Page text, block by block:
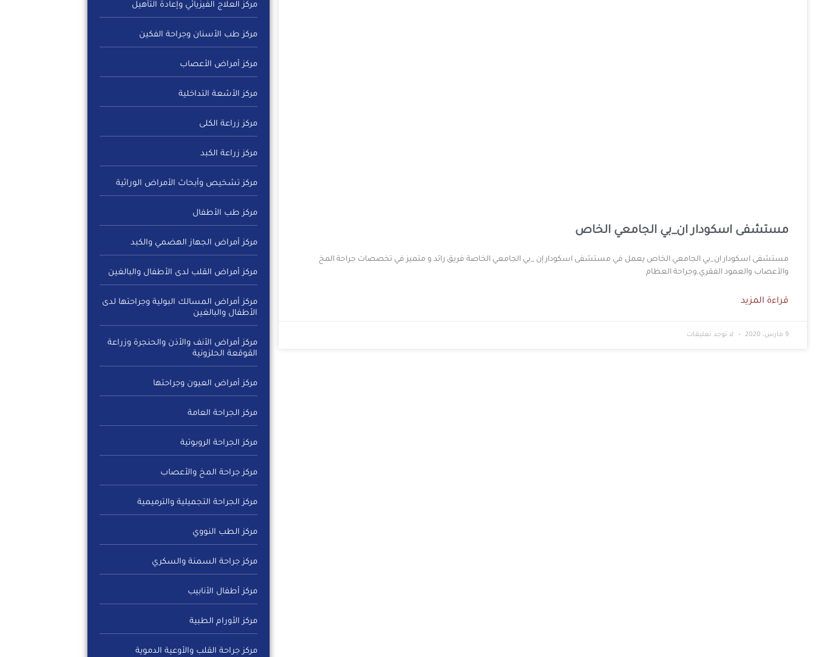
مستشفى اسكودار ان_بي الجامعي الخاص
مستشفى اسكودار ان_بي الجامعي الخاص يعمل في مستشفى اسكودار إن _بي الجامعي الخاصة فريق رائد و متميز في تخصصات جراحة المخ
والأعصاب والعمود الفقري,وجراحة العظام
قراءة المزيد
9 مارس، 2020 لا توجد تعليقات
مركز العلاج الفيزيائي وإعادة التأهيل
مركز طب الأسنان وجراحة الفكين
مركز أمراض الأعصاب
مركز الأشعة التداخلية
مركز زراعة الكلى
مركز زراعة الكبد
مركز تشخيص وأبحاث الأمراض الوراثية
مركز طب الأطفال
مركز أمراض الجهاز الهضمي والكبد
مركز أمراض القلب لدى الأطفال والبالغين
مركز أمراض المسالك البولية وجراحتها لدى
الأطفال والبالغين
مركز أمراض الأنف والأذن والحنجرة وزراعة
القوقعة الحلزونية
مركز أمراض العيون وجراحتها
مركز الجراحة العامة
مركز الجراحة الروبوتية
مركز جراحة المخ والأعصاب
مركز الجراحة التجميلية والترميمية
مركز الطب النووي
مركز جراحة السمنة والسكري
مركز أطفال الأنابيب
مركز الأورام الطبية
مركز جراحة القلب والأوعية الدموية